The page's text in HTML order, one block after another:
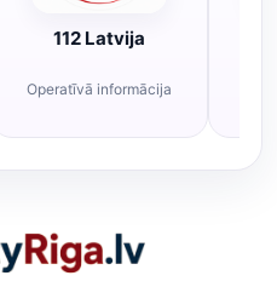
112 Latvija
Operatīvā informācija